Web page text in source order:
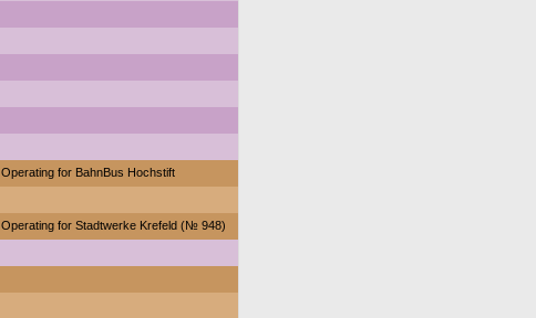
Operating for BahnBus Hochstift
Operating for Stadtwerke Krefeld (№ 948)